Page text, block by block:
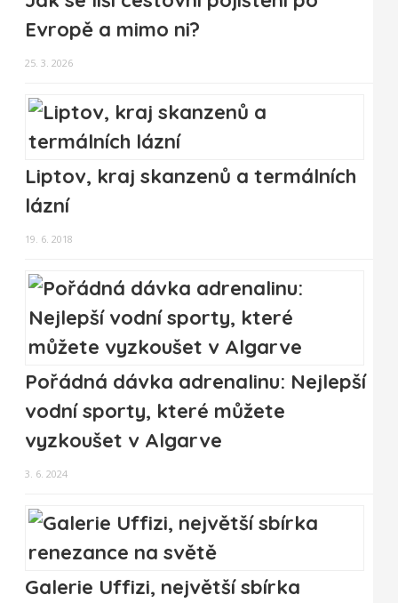
Evropě a mimo ni?
25. 3. 2026
Liptov, kraj skanzenů a termálních
lázní
19. 6. 2018
Pořádná dávka adrenalinu: Nejlepší
vodní sporty, které můžete
vyzkoušet v Algarve
3. 6. 2024
Galerie Uffizi, největší sbírka